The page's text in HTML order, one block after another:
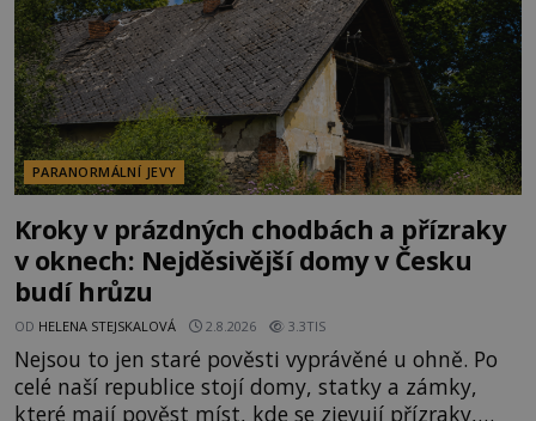
PARANORMÁLNÍ JEVY
Kroky v prázdných chodbách a přízraky
v oknech: Nejděsivější domy v Česku
budí hrůzu
OD HELENA STEJSKALOVÁ 2.8.2026 3.3TIS
Nejsou to jen staré pověsti vyprávěné u ohně. Po
celé naší republice stojí domy, statky a zámky,
které mají pověst míst, kde se zjevují přízraky,